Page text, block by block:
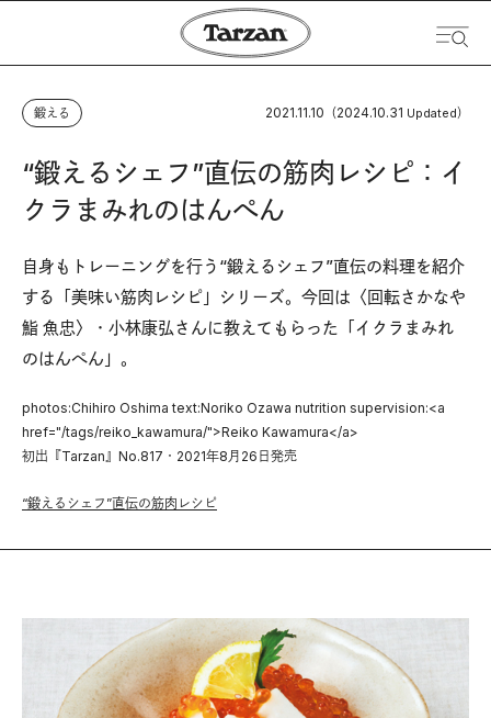
鍛える 2021.11.10 （2024.10.31 Updated）
“鍛えるシェフ”直伝の筋肉レシピ：イ
クラまみれのはんぺん
自身もトレーニングを行う“鍛えるシェフ”直伝の料理を紹介
する「美味い筋肉レシピ」シリーズ。今回は〈回転さかなや
鮨 魚忠〉・小林康弘さんに教えてもらった「イクラまみれ
のはんぺん」。
photos:Chihiro Oshima text:Noriko Ozawa nutrition supervision:<a
href="/tags/reiko_kawamura/">Reiko Kawamura</a>
初出『Tarzan』No.817・2021年8月26日発売
“鍛えるシェフ”直伝の筋肉レシピ